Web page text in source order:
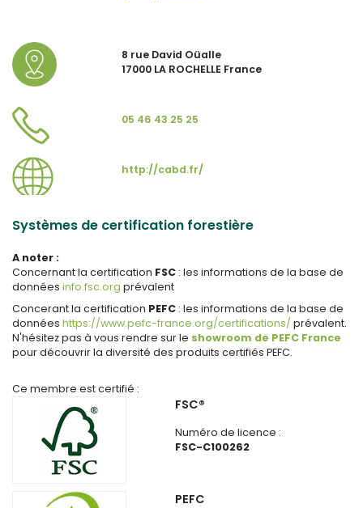
8 rue David Oüalle
17000 LA ROCHELLE France
05 46 43 25 25
http://cabd.fr/
Systèmes de certification forestière
A noter :
Concernant la certification FSC : les informations de la base de
données info.fsc.org prévalent
Concerant la certification PEFC : les informations de la base de
données https://www.pefc-france.org/certifications/ prévalent.
N'hésitez pas à vous rendre sur le showroom de PEFC France
pour découvrir la diversité des produits certifiés PEFC.
Ce membre est certifié :
FSC®
Numéro de licence :
FSC-C100262
PEFC